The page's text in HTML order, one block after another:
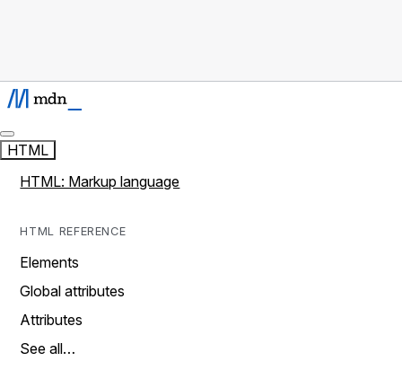
HTML
HTML: Markup language
HTML REFERENCE
Elements
Global attributes
Attributes
See all…